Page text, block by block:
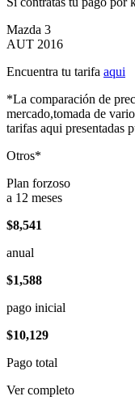
Mazda 3
AUT 2016
Encuentra tu tarifa aqui
*La comparación de
mercado,tomada de
tarifas aqui presentadas
Otros*
Plan forzoso
a 12 meses
$8,541
anual
$1,588
pago inicial
$10,129
Pago total
Ver completo